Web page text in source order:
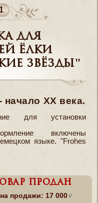
для
ёлки
звёзды"
начало ХХ века.
для установки
включены
языке. "Frohes
продан
продажи: 17 000